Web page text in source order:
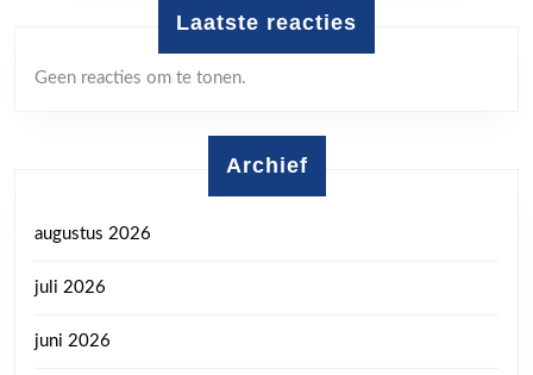
Laatste reacties
Geen reacties om te tonen.
Archief
augustus 2026
juli 2026
juni 2026